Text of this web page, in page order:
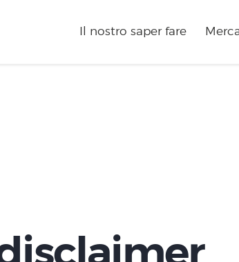
Il nostro saper fare